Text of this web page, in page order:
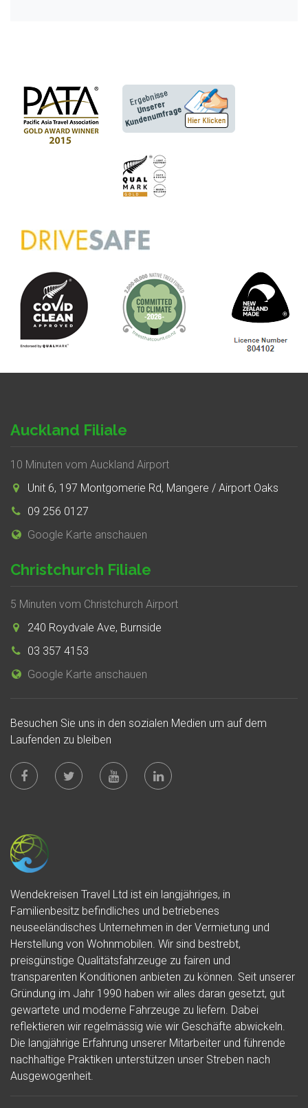
Auckland Filiale
10 Minuten vom Auckland Airport
Unit 6, 197 Montgomerie Rd, Mangere / Airport Oaks
09 256 0127
Google Karte anschauen
Christchurch Filiale
5 Minuten vom Christchurch Airport
240 Roydvale Ave, Burnside
03 357 4153
Google Karte anschauen
Besuchen Sie uns in den sozialen Medien um auf dem
Laufenden zu bleiben
Wendekreisen Travel Ltd ist ein langjähriges, in
Familienbesitz befindliches und betriebenes
neuseeländisches Unternehmen in der Vermietung und
Herstellung von Wohnmobilen. Wir sind bestrebt,
preisgünstige Qualitätsfahrzeuge zu fairen und
transparenten Konditionen anbieten zu können. Seit unserer
Gründung im Jahr 1990 haben wir alles daran gesetzt, gut
gewartete und moderne Fahrzeuge zu liefern. Dabei
reflektieren wir regelmässig wie wir Geschäfte abwickeln.
Die langjährige Erfahrung unserer Mitarbeiter und führende
nachhaltige Praktiken unterstützen unser Streben nach
Ausgewogenheit.